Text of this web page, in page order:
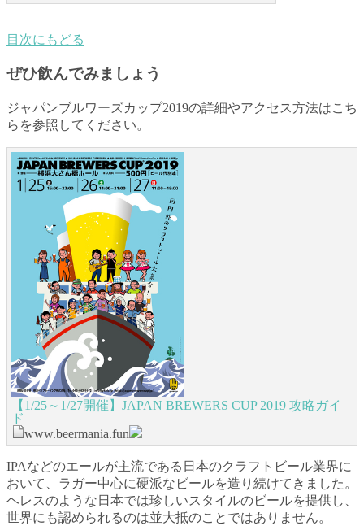
目次にもどる
ぜひ飲んでみましょう
ジャパンブルワーズカップ2019の詳細やアクセス方法はこち
らを参照してください。
【1/25～1/27開催】JAPAN BREWERS CUP 2019 攻略ガイ
ド
www.beermania.fun
IPAなどのエールが主流である日本のクラフトビール業界に
おいて、ラガー中心に硬派なビールを造り続けてきました。
ヘレスのような日本では珍しいスタイルのビールを提供し、
世界にも認められるのは並大抵のことではありません。